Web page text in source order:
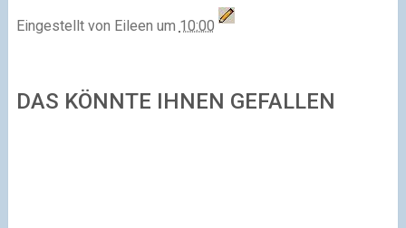
Eingestellt von Eileen um 10:00
DAS KÖNNTE IHNEN GEFALLEN